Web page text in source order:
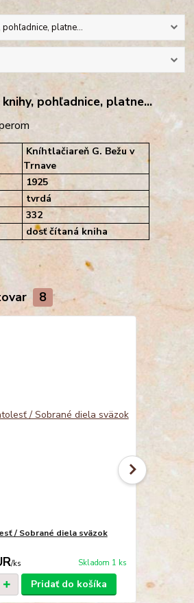
platne...
pohľadnice, platne...
Kníhtlačiareň G. Bežu v
Trnave
1925
tvrdá
332
dosť čítaná kniha
8
/ Sobrané diela sväzok
/ks Skladom 1 ks
Pridať do košíka